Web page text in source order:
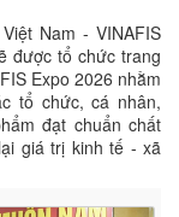
Nam - VINAFIS
được tổ chức trang
Expo 2026 nhằm
tổ chức, cá nhân,
đạt chuẩn chất
giá trị kinh tế - xã